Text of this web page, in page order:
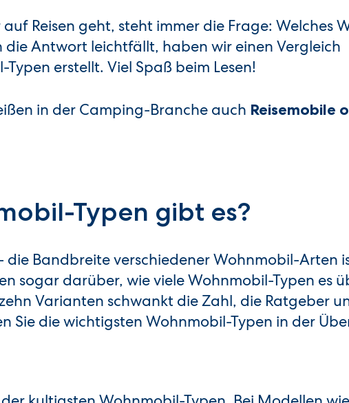
Reisen geht, steht immer die Frage: Welches
die Antwort leichtfällt, haben wir einen Vergleich
erstellt. Viel Spaß beim Lesen!
in der Camping-Branche auch Reisemobile
Typen gibt es?
die Bandbreite verschiedener Wohnmobil-Arten
sogar darüber, wie viele Wohnmobil-Typen es
Varianten schwankt die Zahl, die Ratgeber
Sie die wichtigsten Wohnmobil-Typen in der